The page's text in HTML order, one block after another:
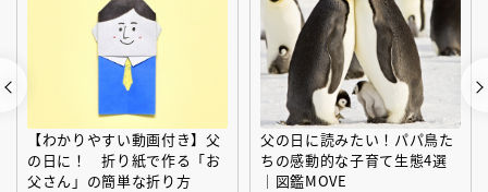
【わかりやすい動画付き】父
の日に！ 折り紙で作る「お
父さん」の簡単な折り方
父の日に読みたい！パパ鳥た
ちの感動的な子育て生態4選
｜図鑑MOVE